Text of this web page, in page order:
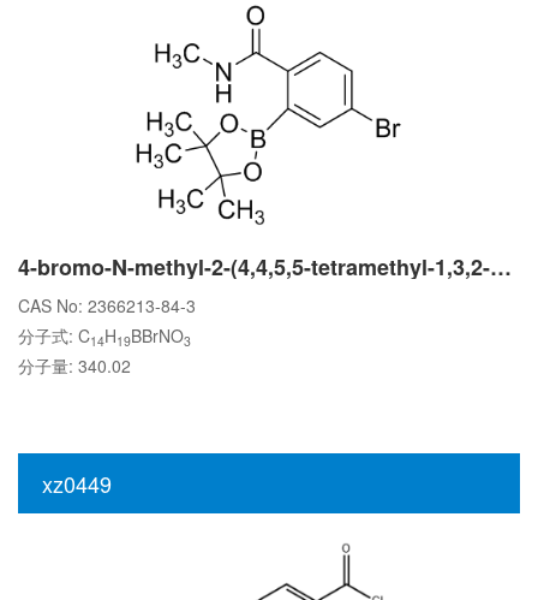
4-bromo-N-methyl-2-(4,4,5,5-tetramethyl-1,3,2-dioxaborolan-2-yl)benzamide
CAS No: 2366213-84-3
分子式: C14H19BBrNO3
分子量: 340.02
xz0449